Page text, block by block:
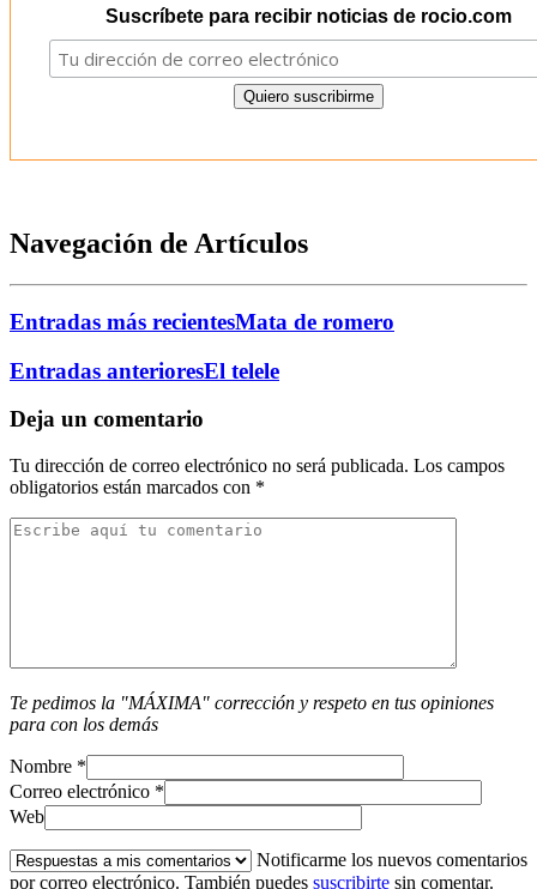
Suscríbete para recibir noticias de rocio.com
Navegación de Artículos
Entradas más recientesMata de romero
Entradas anterioresEl telele
Deja un comentario
Tu dirección de correo electrónico no será publicada. Los campos
obligatorios están marcados con *
Te pedimos la "MÁXIMA" corrección y respeto en tus opiniones
para con los demás
Nombre *
Correo electrónico *
Web
Notificarme los nuevos comentarios
por correo electrónico. También puedes suscribirte sin comentar.